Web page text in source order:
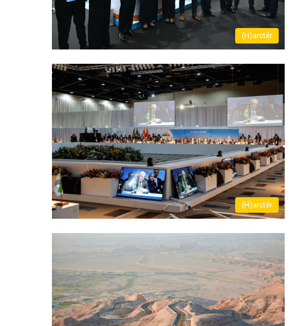
(H)arctér
(H)arctér